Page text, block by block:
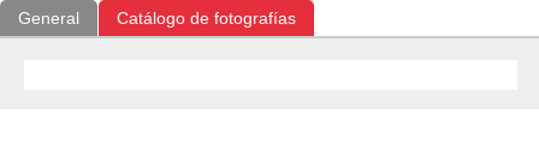
General Catálogo de fotografías